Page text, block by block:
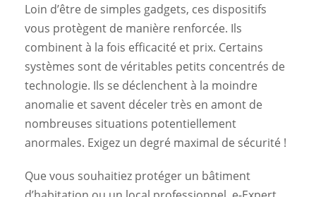
Loin d’être de simples gadgets, ces dispositifs
vous protègent de manière renforcée. Ils
combinent à la fois efficacité et prix. Certains
systèmes sont de véritables petits concentrés de
technologie. Ils se déclenchent à la moindre
anomalie et savent déceler très en amont de
nombreuses situations potentiellement
anormales. Exigez un degré maximal de sécurité !
Que vous souhaitiez protéger un bâtiment